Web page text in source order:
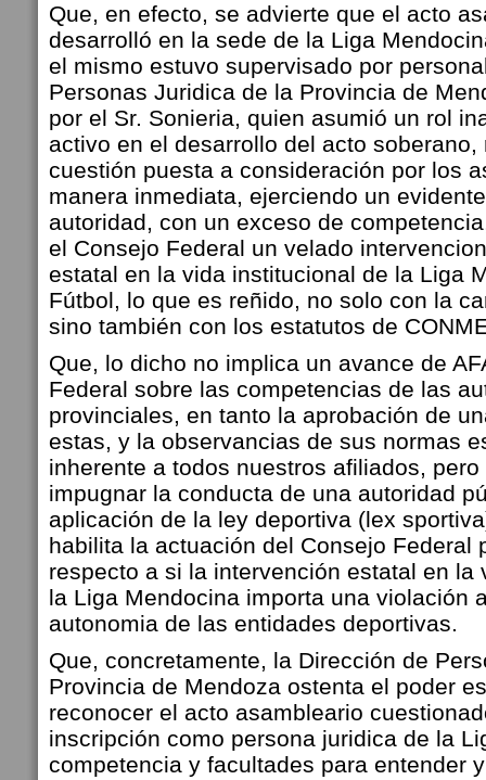
Que, en efecto, se advierte que el acto
desarrolló en la sede de la Liga
el mismo estuvo supervisado por
Personas Juridica de la Provincia de
por el Sr. Sonieria, quien asumió un rol
activo en el desarrollo del acto
cuestión puesta a consideración por los
manera inmediata, ejerciendo un
autoridad, con un exceso de
el Consejo Federal un velado
estatal en la vida institucional de la Liga
Fútbol, lo que es reñido, no solo con la
sino también con los estatutos de
Que, lo dicho no implica un avance de
Federal sobre las competencias de las
provinciales, en tanto la aprobación de
estas, y la observancias de sus normas
inherente a todos nuestros afiliados,
impugnar la conducta de una autoridad
aplicación de la ley deportiva (lex
habilita la actuación del Consejo Federal
respecto a si la intervención estatal en la
la Liga Mendocina importa una violación
autonomia de las entidades deportivas.
Que, concretamente, la Dirección de
Provincia de Mendoza ostenta el poder
reconocer el acto asambleario
inscripción como persona juridica de la
competencia y facultades para entender